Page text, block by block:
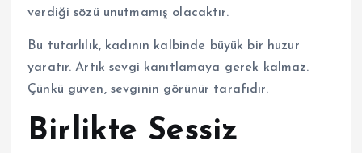
verdiği sözü unutmamış olacaktır.
Bu tutarlılık, kadının kalbinde büyük bir huzur
yaratır. Artık sevgi kanıtlamaya gerek kalmaz.
Çünkü güven, sevginin görünür tarafıdır.
Birlikte Sessiz